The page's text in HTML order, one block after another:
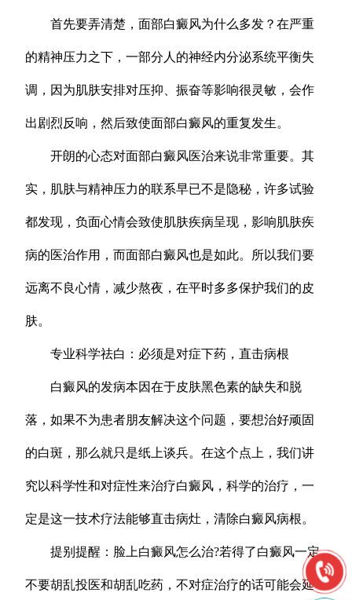
首先要弄清楚，面部白癜风为什么多发？在严重
的精神压力之下，一部分人的神经内分泌系统平衡失
调，因为肌肤安排对压抑、振奋等影响很灵敏，会作
出剧烈反响，然后致使面部白癜风的重复发生。
开朗的心态对面部白癜风医治来说非常重要。其
实，肌肤与精神压力的联系早已不是隐秘，许多试验
都发现，负面心情会致使肌肤疾病呈现，影响肌肤疾
病的医治作用，而面部白癜风也是如此。所以我们要
远离不良心情，减少熬夜，在平时多多保护我们的皮
肤。
专业科学祛白：必须是对症下药，直击病根
白癜风的发病本因在于皮肤黑色素的缺失和脱
落，如果不为患者朋友解决这个问题，要想治好顽固
的白斑，那么就只是纸上谈兵。在这个点上，我们讲
究以科学性和对症性来治疗白癜风，科学的治疗，一
定是这一技术疗法能够直击病灶，清除白癜风病根。
提别提醒：脸上白癜风怎么治?若得了白癜风一定
不要胡乱投医和胡乱吃药，不对症治疗的话可能会延